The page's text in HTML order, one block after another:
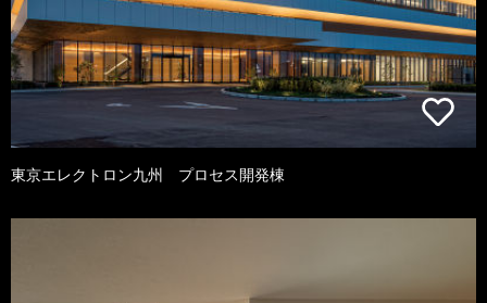
東京エレクトロン九州 プロセス開発棟